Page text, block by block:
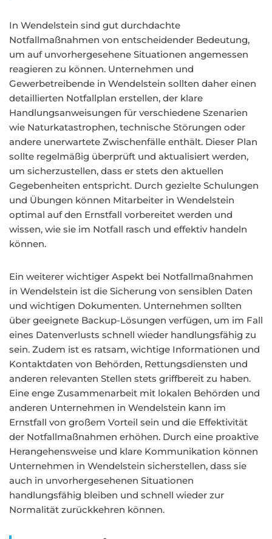
In Wendelstein sind gut durchdachte
Notfallmaßnahmen von entscheidender Bedeutung,
um auf unvorhergesehene Situationen angemessen
reagieren zu können. Unternehmen und
Gewerbetreibende in Wendelstein sollten daher einen
detaillierten Notfallplan erstellen, der klare
Handlungsanweisungen für verschiedene Szenarien
wie Naturkatastrophen, technische Störungen oder
andere unerwartete Zwischenfälle enthält. Dieser Plan
sollte regelmäßig überprüft und aktualisiert werden,
um sicherzustellen, dass er stets den aktuellen
Gegebenheiten entspricht. Durch gezielte Schulungen
und Übungen können Mitarbeiter in Wendelstein
optimal auf den Ernstfall vorbereitet werden und
wissen, wie sie im Notfall rasch und effektiv handeln
können.
Ein weiterer wichtiger Aspekt bei Notfallmaßnahmen
in Wendelstein ist die Sicherung von sensiblen Daten
und wichtigen Dokumenten. Unternehmen sollten
über geeignete Backup-Lösungen verfügen, um im Fall
eines Datenverlusts schnell wieder handlungsfähig zu
sein. Zudem ist es ratsam, wichtige Informationen und
Kontaktdaten von Behörden, Rettungsdiensten und
anderen relevanten Stellen stets griffbereit zu haben.
Eine enge Zusammenarbeit mit lokalen Behörden und
anderen Unternehmen in Wendelstein kann im
Ernstfall von großem Vorteil sein und die Effektivität
der Notfallmaßnahmen erhöhen. Durch eine proaktive
Herangehensweise und klare Kommunikation können
Unternehmen in Wendelstein sicherstellen, dass sie
auch in unvorhergesehenen Situationen
handlungsfähig bleiben und schnell wieder zur
Normalität zurückkehren können.